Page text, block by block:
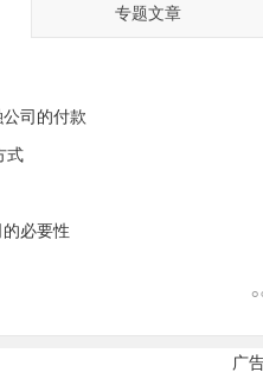
专题文章
司的付款
式
必要性